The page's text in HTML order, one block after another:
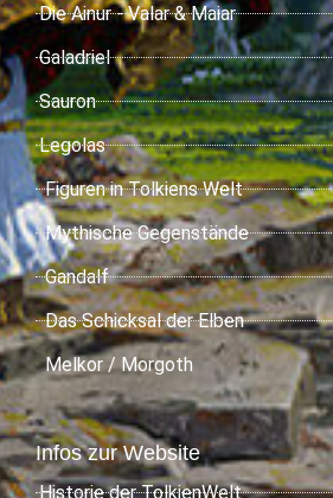
Die Ainur - Valar & Maiar
Galadriel
Sauron
Legolas
Figuren in Tolkiens Welt
Mythische Gegenstände
Gandalf
Das Schicksal der Elben
Melkor / Morgoth
Infos zur Website
Historie der TolkienWelt